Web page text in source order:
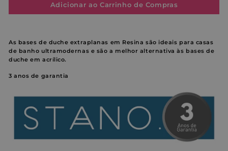
Adicionar ao Carrinho de Compras
As bases de duche extraplanas em Resina são ideais para casas
de banho ultramodernas e são a melhor alternativa às bases de
duche em acrílico.
3 anos de garantia